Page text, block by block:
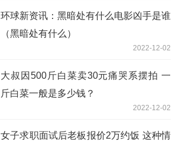
环球新资讯：黑暗处有什么电影凶手是谁
（黑暗处有什么）
2022-12-02
大叔因500斤白菜卖30元痛哭系摆拍 一
斤白菜一般是多少钱？
2022-12-02
女子求职面试后老板报价2万约饭 这种情